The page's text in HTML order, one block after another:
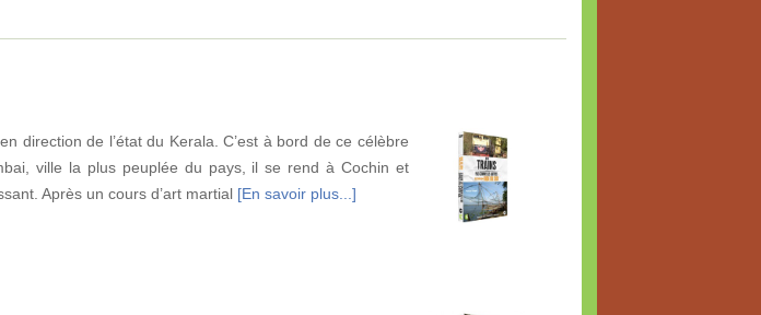
direction de l’état du Kerala. C’est à bord de ce célèbre
ville la plus peuplée du pays, il se rend à Cochin et
Après un cours d’art martial [En savoir plus...]